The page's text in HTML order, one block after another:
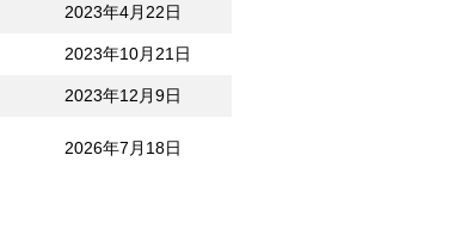
2023年4月22日
2023年10月21日
2023年12月9日
2026年7月18日